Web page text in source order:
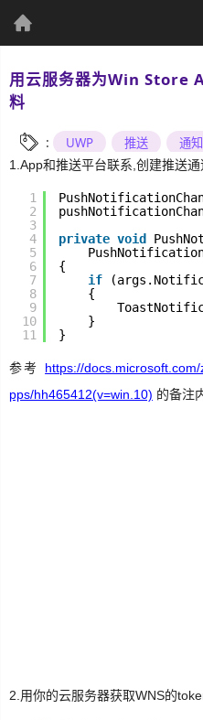
个人资料
个人主页 发表
综
Csharp
件
(current)
用云服务器为Win Store
料
: UWP 推送 通知
1.App和推送平台联系,创建推送
1
2
3
4
5
6
7
8
9
10
11
private void
{
if
{
}
}
参考 https://
pps/hh465412(v=win.10) 的备注
2.用你的云服务器获取WNS的